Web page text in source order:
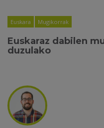
Euskara Mugikorrak
Euskaraz dabilen
duzulako